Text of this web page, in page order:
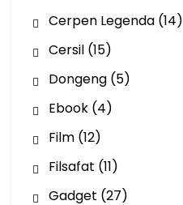
Cerpen Legenda(14)
Cersil(15)
Dongeng(5)
Ebook(4)
Film(12)
Filsafat (11)
Gadget (27)